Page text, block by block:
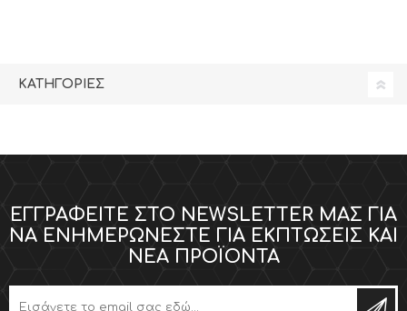
ΚΑΤΗΓΟΡΊΕΣ
ΕΓΓΡΑΦΕΊΤΕ ΣΤΟ NEWSLETTER ΜΑΣ ΓΙΑ
ΝΑ ΕΝΗΜΕΡΏΝΕΣΤΕ ΓΙΑ ΕΚΠΤΏΣΕΙΣ ΚΑΙ
ΝΈΑ ΠΡΟΪΌΝΤΑ